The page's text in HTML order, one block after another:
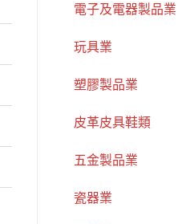
電子及電器製品業
玩具業
塑膠製品業
皮革皮具鞋類
五金製品業
瓷器業